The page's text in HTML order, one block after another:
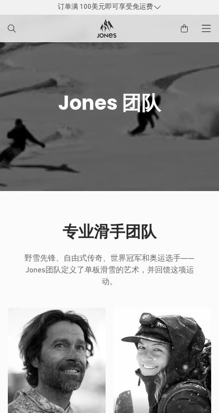
容
订单满 100美元即可享受免运费
Jones 团队
专业滑手团队
野雪先锋、自由式传奇、世界冠军和奥运选手——
Jones团队定义了单板滑雪的艺术，并回馈这项运
动。